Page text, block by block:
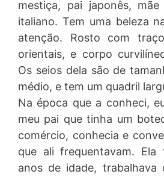
mestiça, pai japonês,
italiano. Tem uma beleza
atenção. Rosto com
orientais, e corpo
Os seios dela são de
médio, e tem um quadril
Na época que a conheci,
meu pai que tinha um
comércio, conhecia e
que ali frequentavam. Ela
anos de idade, trabalhava